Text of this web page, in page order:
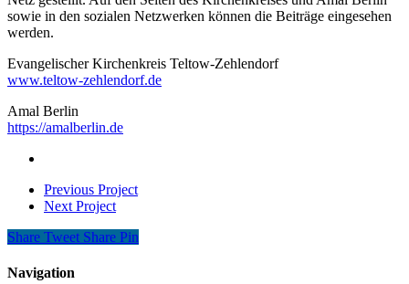
sowie in den sozialen Netzwerken können die Beiträge eingesehen
werden.
Evangelischer Kirchenkreis Teltow-Zehlendorf
www.teltow-zehlendorf.de
Amal Berlin
https://amalberlin.de
Previous Project
Next Project
Share Tweet Share Pin
Navigation